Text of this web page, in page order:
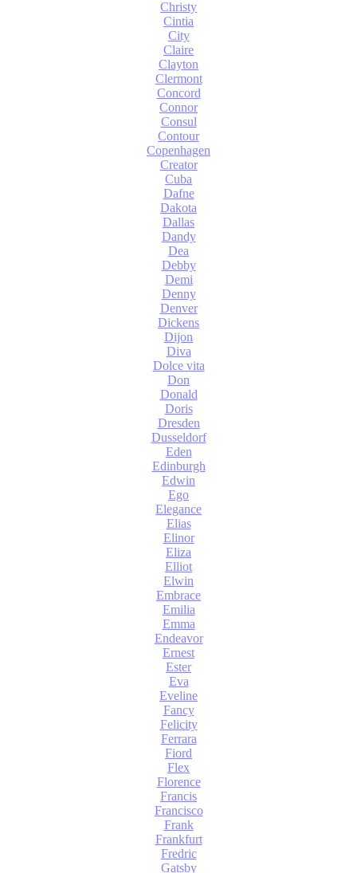
Christy
Cintia
City
Claire
Clayton
Clermont
Concord
Connor
Consul
Contour
Copenhagen
Creator
Cuba
Dafne
Dakota
Dallas
Dandy
Dea
Debby
Demi
Denny
Denver
Dickens
Dijon
Diva
Dolce vita
Don
Donald
Doris
Dresden
Dusseldorf
Eden
Edinburgh
Edwin
Ego
Elegance
Elias
Elinor
Eliza
Elliot
Elwin
Embrace
Emilia
Emma
Endeavor
Ernest
Ester
Eva
Eveline
Fancy
Felicity
Ferrara
Fiord
Flex
Florence
Francis
Francisco
Frank
Frankfurt
Fredric
Gatsby